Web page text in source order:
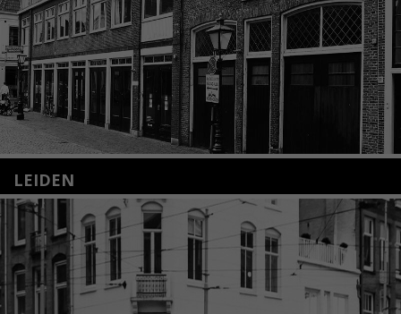
LEIDEN
Nieuwstraat 35
2312 KA Leiden
+31(0)71 – 52 84 480
info@kunsthuisleiden.nl
Lees meer